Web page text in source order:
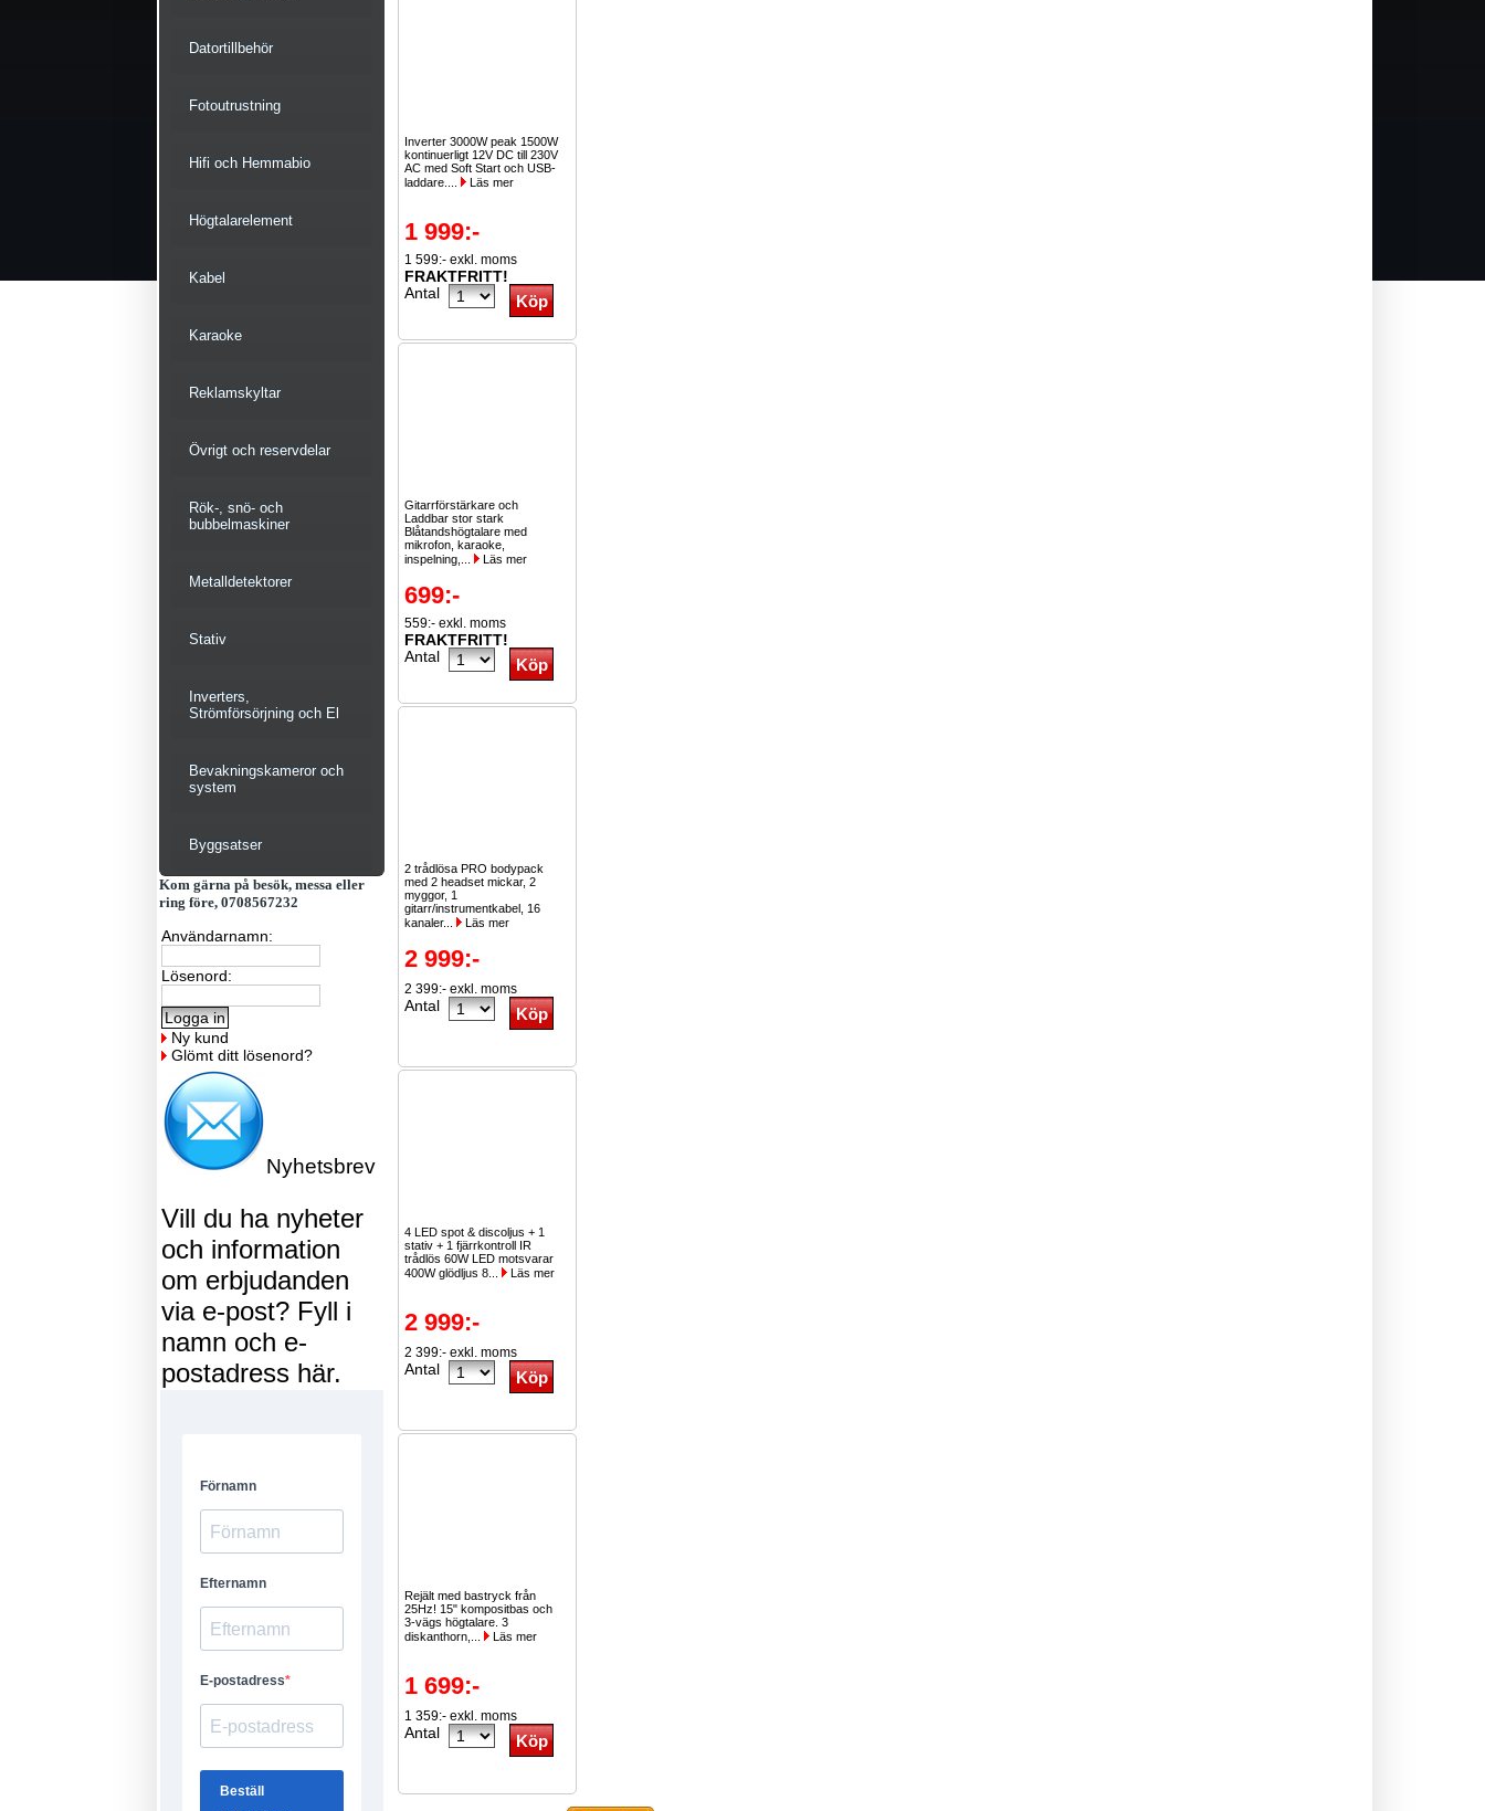
Datortillbehör
Fotoutrustning
Hifi och Hemmabio
Högtalarelement
Kabel
Karaoke
Reklamskyltar
Övrigt och reservdelar
Rök-, snö- och
bubbelmaskiner
Metalldetektorer
Stativ
Inverters,
Strömförsörjning och El
Bevakningskameror och
system
Byggsatser
Kom gärna på besök, messa eller
ring före, 0708567232
Användarnamn:
Lösenord:
Ny kund
Glömt ditt lösenord?
Nyhetsbrev
Vill du ha nyheter
och information
om erbjudanden
via e-post? Fyll i
namn och e-
postadress här.
Inverter 3000W peak 1500W
kontinuerligt 12V DC till 230V
AC med Soft Start och USB-
laddare....
Läs mer
1 999:-
1 599:- exkl. moms
FRAKTFRITT!
Antal
Gitarrförstärkare och
Laddbar stor stark
Blåtandshögtalare med
mikrofon, karaoke,
inspelning,...
Läs mer
699:-
559:- exkl. moms
FRAKTFRITT!
Antal
2 trådlösa PRO bodypack
med 2 headset mickar, 2
myggor, 1
gitarr/instrumentkabel, 16
kanaler...
Läs mer
2 999:-
2 399:- exkl. moms
Antal
4 LED spot & discoljus + 1
stativ + 1 fjärrkontroll IR
trådlös 60W LED motsvarar
400W glödljus 8...
Läs mer
2 999:-
2 399:- exkl. moms
Antal
Rejält med bastryck från
25Hz! 15" kompositbas och
3-vägs högtalare. 3
diskanthorn,...
Läs mer
1 699:-
1 359:- exkl. moms
Antal